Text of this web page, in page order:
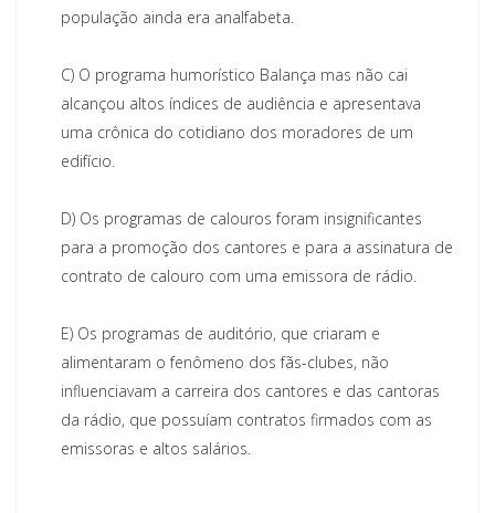
população ainda era analfabeta.
C) O programa humorístico Balança mas não cai
alcançou altos índices de audiência e apresentava
uma crônica do cotidiano dos moradores de um
edifício.
D) Os programas de calouros foram insignificantes
para a promoção dos cantores e para a assinatura de
contrato de calouro com uma emissora de rádio.
E) Os programas de auditório, que criaram e
alimentaram o fenômeno dos fãs-clubes, não
influenciavam a carreira dos cantores e das cantoras
da rádio, que possuíam contratos firmados com as
emissoras e altos salários.